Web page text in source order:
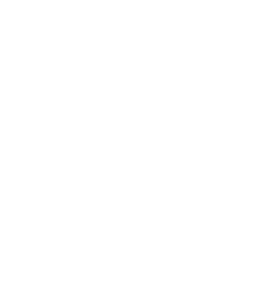
plötzlich über die Welt und